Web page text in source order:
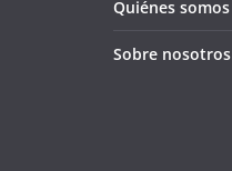
Quiénes somos
Sobre nosotros